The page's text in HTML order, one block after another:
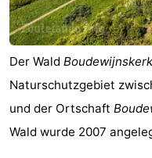
Der Wald
Naturschutzgebiet
und der Ortschaft
Wald wurde 2007